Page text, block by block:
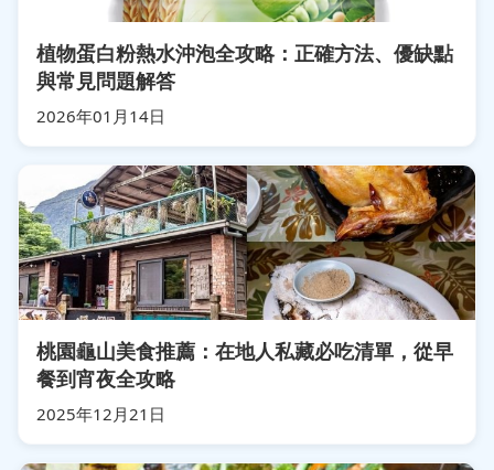
植物蛋白粉熱水沖泡全攻略：正確方法、優缺點
與常見問題解答
2026年01月14日
桃園龜山美食推薦：在地人私藏必吃清單，從早
餐到宵夜全攻略
2025年12月21日